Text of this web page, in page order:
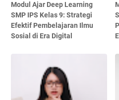
Modul Ajar Deep Learning
SMP IPS Kelas 9: Strategi
Efektif Pembelajaran Ilmu
Sosial di Era Digital